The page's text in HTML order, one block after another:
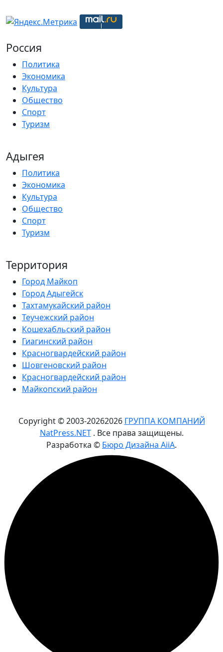
Россия
Политика
Экономика
Культура
Общество
Спорт
Туризм
Адыгея
Политика
Экономика
Культура
Общество
Спорт
Туризм
Территория
Город Майкоп
Город Адыгейск
Тахтамукайский район
Теучежский район
Кошехабльский район
Гиагинский район
Красногвардейский район
Шовгеновский район
Красногвардейский район
Майкопский район
Copyright © 2003-20262026 ГРУППА КОМПАНИЙ
NatPress.NET. Все права защищены.
Разработка © Бюро Дизайна AiiA.